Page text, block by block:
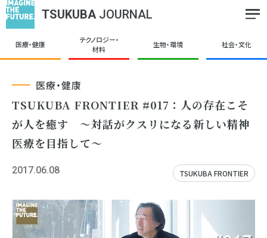
TSUKUBA JOURNAL
医療・健康
テクノロジー・
材料
生物・環境 社会・文化
医療・健康
TSUKUBA FRONTIER #017：人の存在こそ
が人を癒す ～対話がクスリになる新しい精神
医療を目指して～
2017.06.08 TSUKUBA FRONTIER